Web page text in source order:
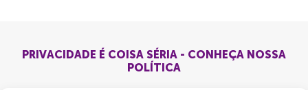
PRIVACIDADE É COISA SÉRIA - CONHEÇA NOSSA
POLÍTICA